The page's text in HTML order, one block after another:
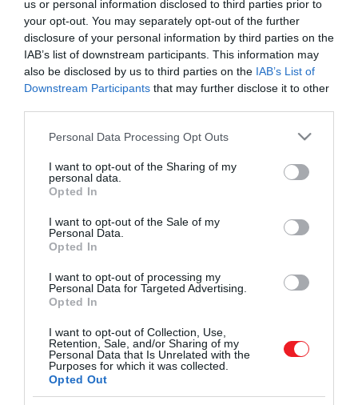
us or personal information disclosed to third parties prior to
your opt-out. You may separately opt-out of the further
disclosure of your personal information by third parties on the
IAB’s list of downstream participants. This information may
also be disclosed by us to third parties on the IAB’s List of
Downstream Participants that may further disclose it to other
Please note that this website/app uses one or more Google
not limited to your visit or usage behaviour. You may click to
grant or deny consent to Google and its third-party tags to
use your data for below specified purposes in below Google
consent section.
Personal Data Processing Opt Outs
I want to opt-out of the Sharing of my
personal data.
Opted In
I want to opt-out of the Sale of my
Personal Data.
Opted In
I want to opt-out of processing my
Personal Data for Targeted Advertising.
Opted In
I want to opt-out of Collection, Use,
Retention, Sale, and/or Sharing of my
Personal Data that Is Unrelated with the
Purposes for which it was collected.
Opted Out
több tízezer forinttal is több maradhat a
pénztárcánkban, ami a mai gazdasági
helyzetben szinte mindenkinek jól jön.
Ráadásul ennek eléréséhez nincs szükség
radikális változtatásra, csak néhány
szeretnél spórolni
HAMU ÉS GYÉMÁNT